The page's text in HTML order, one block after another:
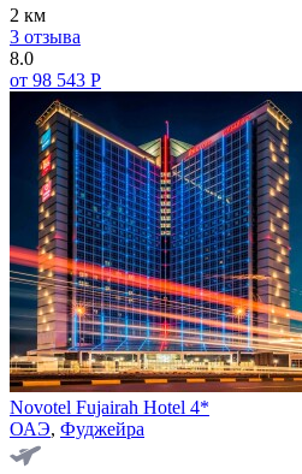
2 км
3 отзыва
8.0
от 98 543 Р
Novotel Fujairah Hotel 4*
ОАЭ, Фуджейра